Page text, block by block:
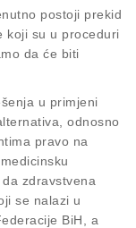
postoji prekid
koji su u proceduri
da će biti
u primjeni
odnosno
pravo na
zdravstvena
se nalazi u
BiH, a